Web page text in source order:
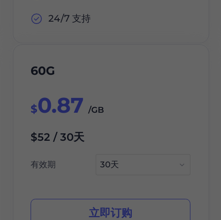
24/7 支持
60G
$0.87 /GB
$52 / 30天
有效期
立即订购